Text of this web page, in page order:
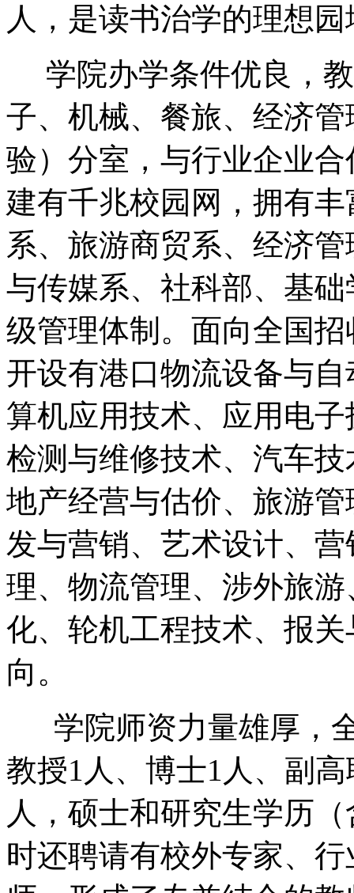
人，是读书治学的理想园
学院办学条件优良，
子、机械、餐旅、经济
验）分室，与行业企业
建有千兆校园网，拥有
系、旅游商贸系、经济
与传媒系、社科部、基
级管理体制。面向全国
开设有港口物流设备与
算机应用技术、应用电
检测与维修技术、汽车
地产经营与估价、旅游
发与营销、艺术设计、
理、物流管理、涉外旅
化、轮机工程技术、报
向。
学院师资力量雄厚，
教授1人、博士1人、副
人，硕士和研究生学历
时还聘请有校外专家、